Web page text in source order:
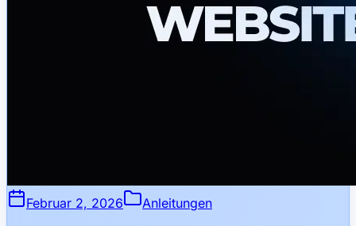
Februar 2, 2026 Anleitungen